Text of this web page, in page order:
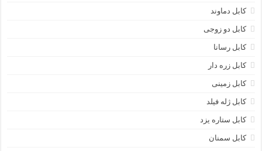
کابل دماوند
کابل دو زوجی
کابل رسانا
کابل زره دار
کابل زمینی
کابل ژله فیلد
کابل ستاره یزد
کابل سمنان